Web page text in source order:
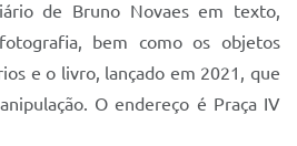
de Bruno Novaes em texto,
bem como os objetos
e o livro, lançado em 2021, que
O endereço é Praça IV